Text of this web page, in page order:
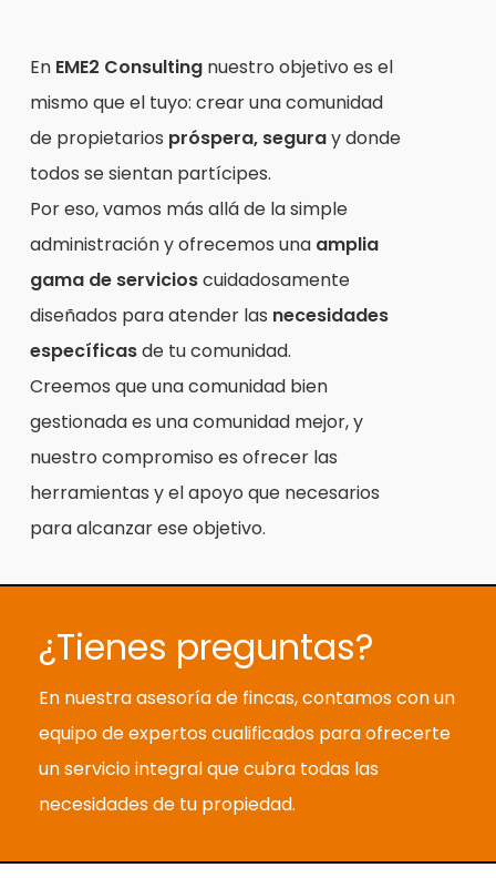
En EME2 Consultingnuestro objetivo es el
mismo que el tuyo: crear una comunidad
de propietarios próspera, seguray donde
todos se sientan partícipes.
Por eso, vamos más allá de la simple
administración y ofrecemos una amplia
gama de servicioscuidadosamente
diseñados para atender las necesidades
específicasde tu comunidad.
Creemos que una comunidad bien
gestionada es una comunidad mejor, y
nuestro compromiso es ofrecer las
herramientas y el apoyo que necesarios
para alcanzar ese objetivo.
¿Tienes preguntas?
En nuestra asesoría de fincas, contamos con un
equipo de expertos cualificados para ofrecerte
un servicio integral que cubra todas las
necesidades de tu propiedad.